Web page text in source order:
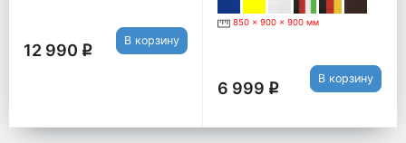
12 990 q
В корзину
850 x 900 x 900 мм
6 999 q
В корзину